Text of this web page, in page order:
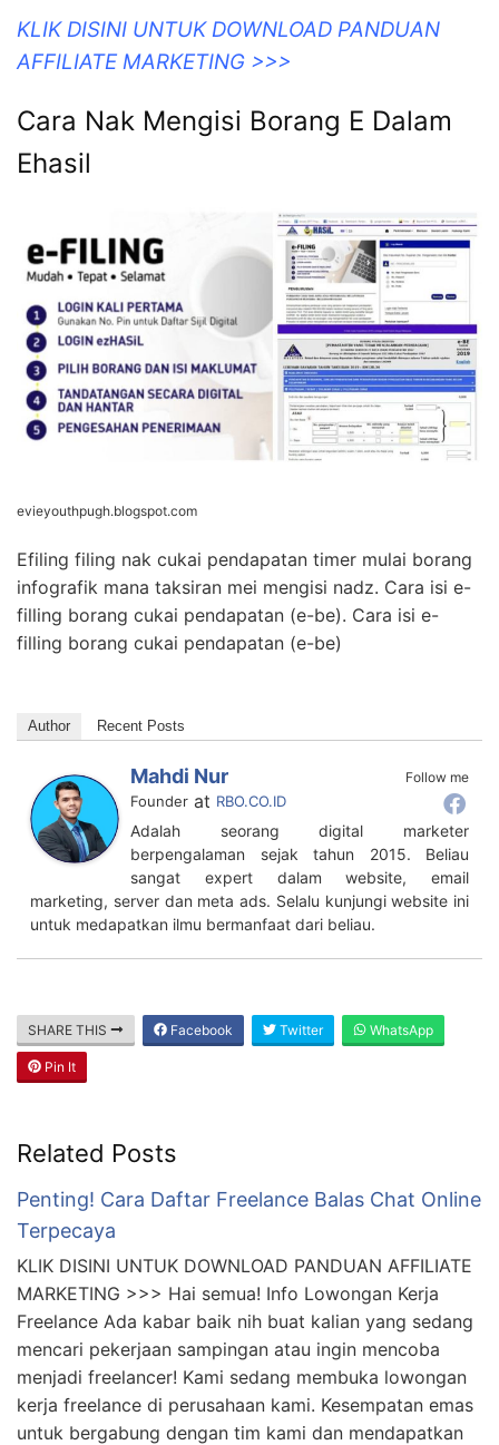
KLIK DISINI UNTUK DOWNLOAD PANDUAN
AFFILIATE MARKETING >>>
Cara Nak Mengisi Borang E Dalam
Ehasil
evieyouthpugh.blogspot.com
Efiling filing nak cukai pendapatan timer mulai borang
infografik mana taksiran mei mengisi nadz. Cara isi e-
filling borang cukai pendapatan (e-be). Cara isi e-
filling borang cukai pendapatan (e-be)
Author Recent Posts
Follow me
Mahdi Nur
Founder at RBO.CO.ID
Adalah seorang digital marketer
berpengalaman sejak tahun 2015. Beliau
sangat expert dalam website, email
marketing, server dan meta ads. Selalu kunjungi website ini
untuk medapatkan ilmu bermanfaat dari beliau.
SHARE THIS Facebook Twitter WhatsApp
Pin It
Related Posts
Penting! Cara Daftar Freelance Balas Chat Online
Terpecaya
KLIK DISINI UNTUK DOWNLOAD PANDUAN AFFILIATE
MARKETING >>> Hai semua! Info Lowongan Kerja
Freelance Ada kabar baik nih buat kalian yang sedang
mencari pekerjaan sampingan atau ingin mencoba
menjadi freelancer! Kami sedang membuka lowongan
kerja freelance di perusahaan kami. Kesempatan emas
untuk bergabung dengan tim kami dan mendapatkan